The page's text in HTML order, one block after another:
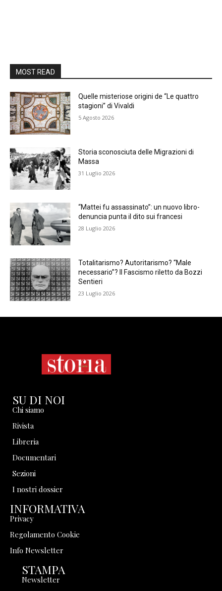
MOST READ
Quelle misteriose origini de “Le quattro
stagioni” di Vivaldi
5 Agosto 2026
Storia sconosciuta delle Migrazioni di
Massa
31 Luglio 2026
“Mattei fu assassinato”: un nuovo libro-
denuncia punta il dito sui francesi
28 Luglio 2026
Totalitarismo? Autoritarismo? “Male
necessario”? Il Fascismo riletto da Bozzi
Sentieri
23 Luglio 2026
SU DI NOI
Chi siamo
Rivista
Libreria
Documentari
Sezioni
I nostri dossier
INFORMATIVA
Privacy
Regolamento Cookie
Info Newsletter
STAMPA
Newsletter